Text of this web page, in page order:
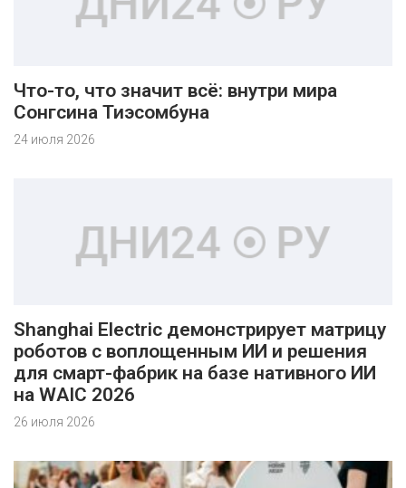
Что-то, что значит всё: внутри мира
Сонгсина Тиэсомбуна
24 июля 2026
Shanghai Electric демонстрирует матрицу
роботов с воплощенным ИИ и решения
для смарт-фабрик на базе нативного ИИ
на WAIC 2026
26 июля 2026